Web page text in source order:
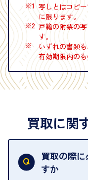
※1 写しとはコピ
に限ります。
※2 戸籍の附票の
す。
※
いずれの書類
有効期限内の
買取に関
買取の際
すか